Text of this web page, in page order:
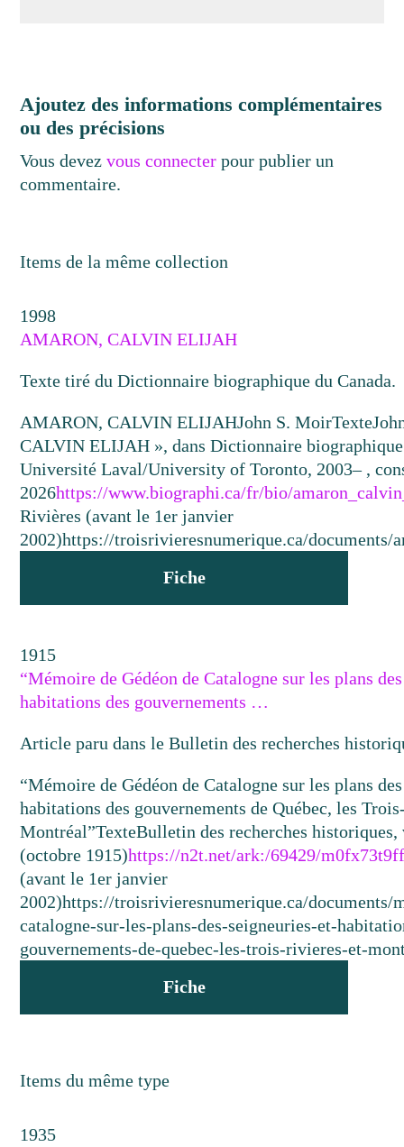
Ajoutez des informations complémentaires
ou des précisions
Vous devezvous connecter pour publier un
commentaire.
Items de la même collection
1998
AMARON, CALVIN ELIJAH
Texte tiré du Dictionnaire biographique du Canada.
AMARON, CALVIN ELIJAHJohn S. MoirTexte
CALVIN ELIJAH », dans Dictionnaire
Université Laval/University of Toronto, 2003– ,
2026https://www.biographi.ca/fr/bio/
Rivières (avant le 1er janvier
2002)https://troisrivieresnumerique.ca/documents/
Fiche
1915
“Mémoire de Gédéon de Catalogne sur les plans
habitations des gouvernements …
Article paru dans le Bulletin des recherches
“Mémoire de Gédéon de Catalogne sur les plans
habitations des gouvernements de Québec, les
Montréal”TexteBulletin des recherches
(octobre 1915)https://n2t.net/ark:/69429/
(avant le 1er janvier
2002)https://troisrivieresnumerique.ca/documents/
catalogne-sur-les-plans-des-seigneuries-et-
gouvernements-de-quebec-les-trois-rivieres-et-
Fiche
Items du même type
1935